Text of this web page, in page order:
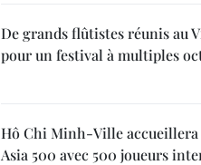
De grands flûtistes réunis au
pour un festival à multiples
Hô Chi Minh-Ville accueillera
Asia 500 avec 500 joueurs